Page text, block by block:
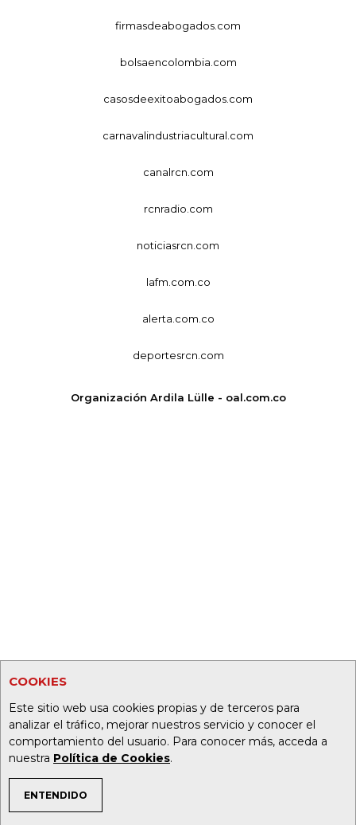
COOKIES
Este sitio web usa cookies propias y de terceros para
analizar el tráfico, mejorar nuestros servicio y conocer el
comportamiento del usuario. Para conocer más, acceda a
nuestra Política de Cookies.
ENTENDIDO
TEMAS DE INTERÉS
firmasdeabogados.com
bolsaencolombia.com
casosdeexitoabogados.com
carnavalindustriacultural.com
canalrcn.com
rcnradio.com
noticiasrcn.com
lafm.com.co
alerta.com.co
deportesrcn.com
Organización Ardila Lülle - oal.com.co